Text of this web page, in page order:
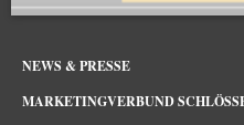
NEWS & PRESSE
MARKETINGVERBUND